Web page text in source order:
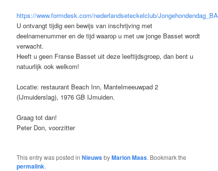
https://www.formdesk.com/nederlandseteckelclub/
U ontvangt tijdig een bewijs van inschrijving met
deelnamenummer en de tijd waarop u met uw jonge Basset wordt
verwacht.
Heeft u geen Franse Basset uit deze leeftijdsgroep, dan bent u
natuurlijk ook welkom!
Locatie: restaurant Beach Inn, Mantelmeeuwpad 2
(IJmuiderslag), 1976 GB IJmuiden.
Graag tot dan!
Peter Don, voorzitter
This entry was posted inNieuwsbyMarion Maas. Bookmark the
permalink.